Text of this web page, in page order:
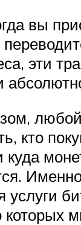
вы
эти
кто
куда
услуги
которых